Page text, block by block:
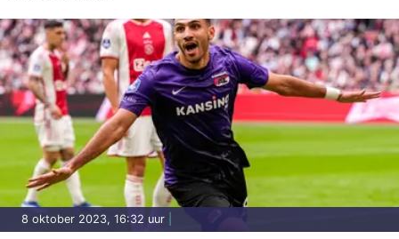
8 oktober 2023, 16:32 uur